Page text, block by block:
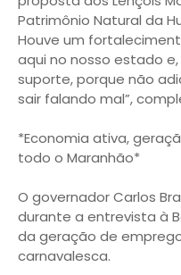
Patrimônio Natural da
Houve um
aqui no nosso estado
suporte, porque não
sair falando mal”,
*Economia ativa,
todo o Maranhão*
O governador Carlos
durante a entrevista à
da geração de
carnavalesca.